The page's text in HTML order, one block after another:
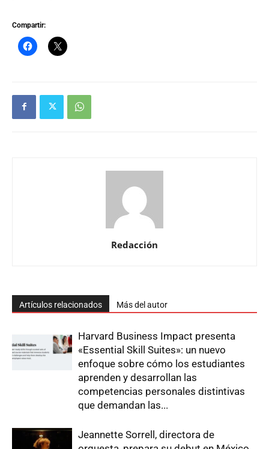
Compartir:
Redacción
Artículos relacionados Más del autor
Harvard Business Impact presenta
«Essential Skill Suites»: un nuevo
enfoque sobre cómo los estudiantes
aprenden y desarrollan las
competencias personales distintivas
que demandan las...
Jeannette Sorrell, directora de